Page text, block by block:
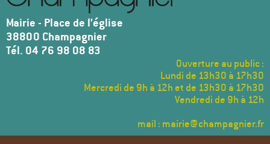
Mairie - Place de l’église
38800 Champagnier
Tél. 04 76 98 08 83
Ouverture au public :
Lundi de 13h30 à 17h30
Mercredi de 9h à 12h et de 13h30 à 17h30
Vendredi de 9h à 12h
mail : mairie@champagnier.fr